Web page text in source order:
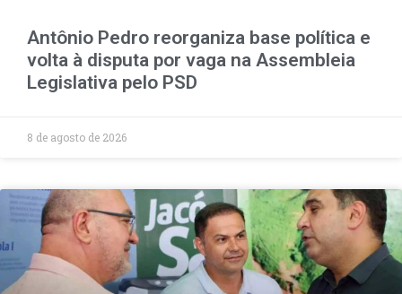
Antônio Pedro reorganiza base política e
volta à disputa por vaga na Assembleia
Legislativa pelo PSD
8 de agosto de 2026